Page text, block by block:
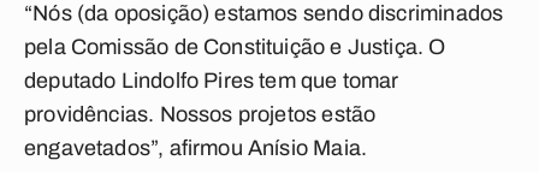
“Nós (da oposição) estamos sendo discriminados
pela Comissão de Constituição e Justiça. O
deputado Lindolfo Pires tem que tomar
providências. Nossos projetos estão
engavetados”, afirmou Anísio Maia.